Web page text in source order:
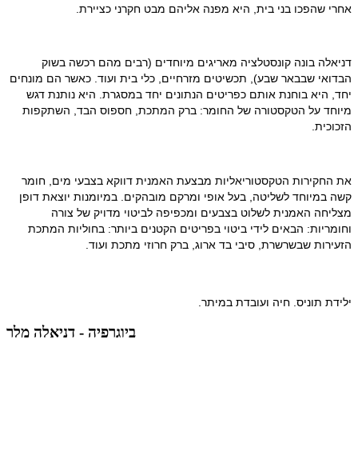
אחרי שהפכו בני בית, היא מפנה אליהם מבט חקרני כציירת.
הזכוכית.
הזעירות שבשרשרת, סיבי בד ארוג, ברק חרוזי מתכת ועוד.
ילידת תוניס. חיה ועובדת במיתר.
ביוגרפיה - דניאלה מלר